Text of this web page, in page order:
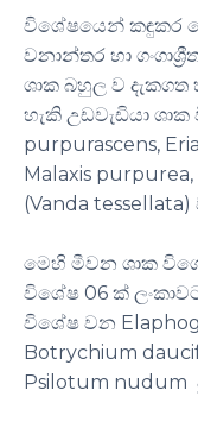
විශේෂයෙන් කඳුකර
වනාන්තර හා
ශාක බහුල ව දැකගත
හැකි උඩවැඩියා
purpurascens,
Malaxis
(Vanda
මෙහි මීවන ශාක
විශේෂ 06 ක්
විශේෂ වන
Botrychium
Psilotum nudum